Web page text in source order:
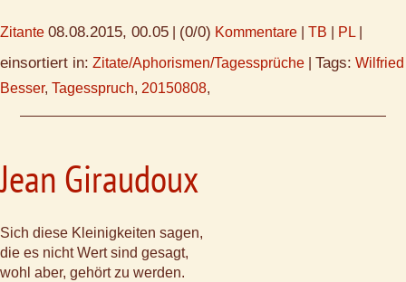
Zitante 08.08.2015, 00.05 (0/0) Kommentare TB PL
einsortiert in: Zitate/Aphorismen/Tagessprüche Tags: Wilfried
Besser, Tagesspruch, 20150808,
Jean Giraudoux
Sich diese Kleinigkeiten sagen,
die es nicht Wert sind gesagt,
wohl aber, gehört zu werden.